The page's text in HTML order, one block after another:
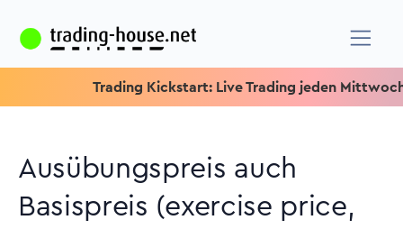
Trading Kickstart: Live Trading jeden Mittwoch um
Ausübungspreis auch
Basispreis (exercise price,